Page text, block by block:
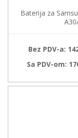
Baterija za
Bez PDV-a:
Sa PDV-om: